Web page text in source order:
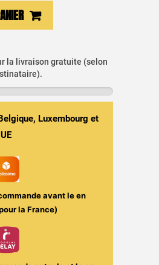
la livraison gratuite (selon
Luxembourg et
UE
avant leen
la France)